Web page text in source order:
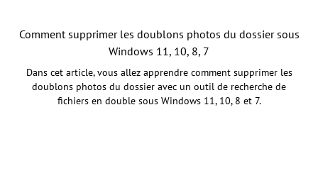
Comment supprimer les doublons photos du dossier sous
Windows 11, 10, 8, 7
Dans cet article, vous allez apprendre comment supprimer les
doublons photos du dossier avec un outil de recherche de
fichiers en double sous Windows 11, 10, 8 et 7.